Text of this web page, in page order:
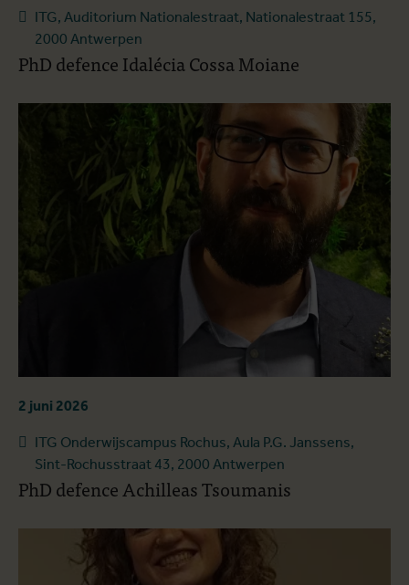
ITG, Auditorium Nationalestraat, Nationalestraat 155,
2000 Antwerpen
PhD defence Idalécia Cossa Moiane
2 juni 2026
ITG Onderwijscampus Rochus, Aula P.G. Janssens,
Sint-Rochusstraat 43, 2000 Antwerpen
PhD defence Achilleas Tsoumanis